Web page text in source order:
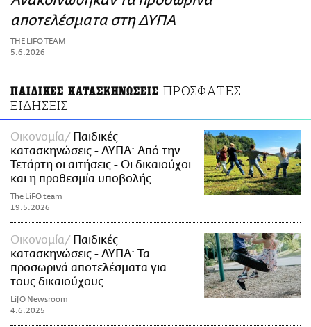
ΑΜΠΑ
PRINT
αποτελέσματα στη ΔΥΠΑ
THE LIFO TEAM
5.6.2026
ΠΑΙΔΙΚΕΣ ΚΑΤΑΣΚΗΝΩΣΕΙΣ ΠΡΟΣΦΑΤΕΣ
ΕΙΔΗΣΕΙΣ
Οικονομία
Παιδικές
κατασκηνώσεις - ΔΥΠΑ: Από την
Τετάρτη οι αιτήσεις - Οι δικαιούχοι
και η προθεσμία υποβολής
The LiFO team
19.5.2026
Οικονομία
Παιδικές
κατασκηνώσεις - ΔΥΠΑ: Τα
προσωρινά αποτελέσματα για
τους δικαιούχους
LifO Newsroom
4.6.2025